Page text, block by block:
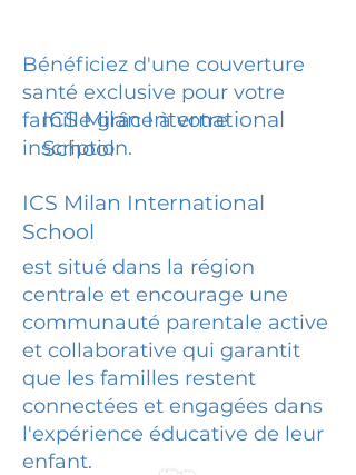
Bénéficiez d'une couverture
santé exclusive pour votre
famille grâce à votre
inscription.
ICS Milan International
School
ICS Milan International
School
est situé dans la région
centrale et encourage une
communauté parentale active
et collaborative qui garantit
que les familles restent
connectées et engagées dans
l'expérience éducative de leur
enfant.